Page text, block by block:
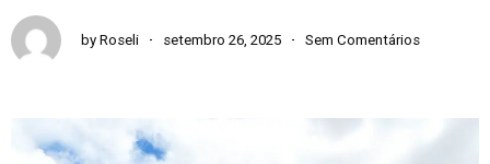
by Roseli setembro 26, 2025 Sem Comentários